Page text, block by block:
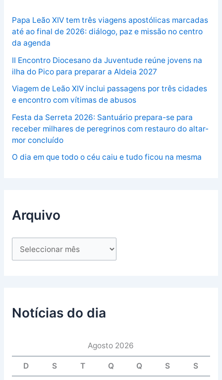
Papa Leão XIV tem três viagens apostólicas marcadas
até ao final de 2026: diálogo, paz e missão no centro
da agenda
II Encontro Diocesano da Juventude reúne jovens na
ilha do Pico para preparar a Aldeia 2027
Viagem de Leão XIV inclui passagens por três cidades
e encontro com vítimas de abusos
Festa da Serreta 2026: Santuário prepara-se para
receber milhares de peregrinos com restauro do altar-
mor concluído
O dia em que todo o céu caiu e tudo ficou na mesma
Arquivo
Notícias do dia
Agosto 2026
D S T Q Q S S